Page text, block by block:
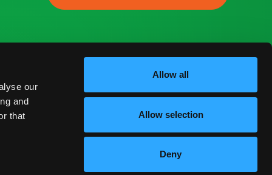
our
and
that
Allow all
Allow selection
Deny
Frecuentes